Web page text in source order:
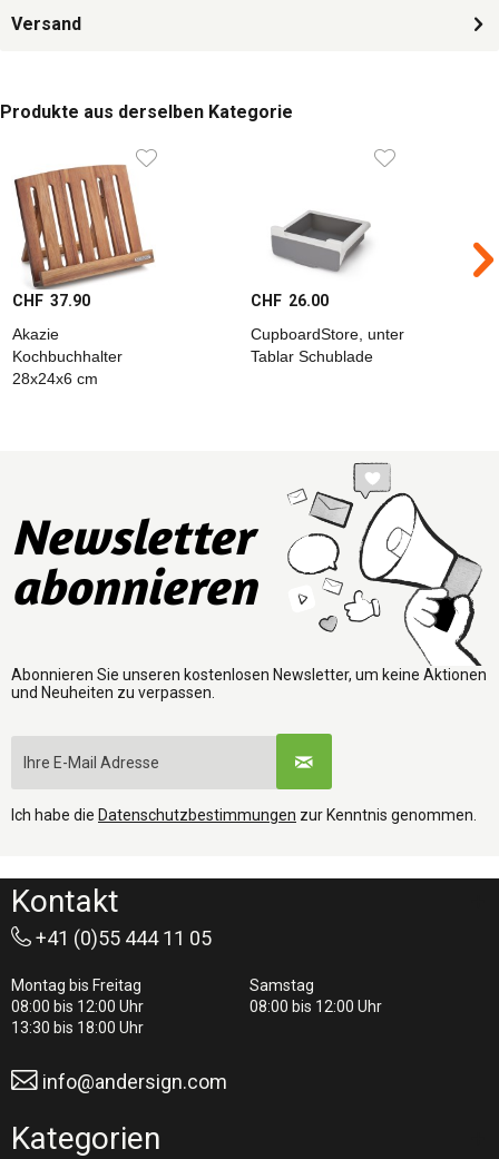
Versand
Produkte aus derselben Kategorie
CHF 37.90
Akazie
Kochbuchhalter
28x24x6 cm
CHF 26.00
CupboardStore, unter
Tablar Schublade
Newsletter
abonnieren
Abonnieren Sie unseren kostenlosen Newsletter, um keine Aktionen
und Neuheiten zu verpassen.
Ich habe die Datenschutzbestimmungen zur Kenntnis genommen.
Kontakt
+41 (0)55 444 11 05
Montag bis Freitag
08:00 bis 12:00 Uhr
13:30 bis 18:00 Uhr
Samstag
08:00 bis 12:00 Uhr
info@andersign.com
Kategorien